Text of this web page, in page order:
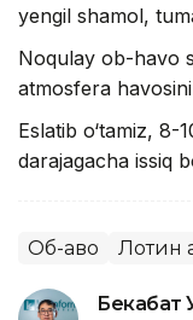
yengil shamol,
Noqulay ob-havo
atmosfera
Eslatib o‘tamiz, 8-
darajagacha issiq
Об-ҳаво Лотин
Бекабат